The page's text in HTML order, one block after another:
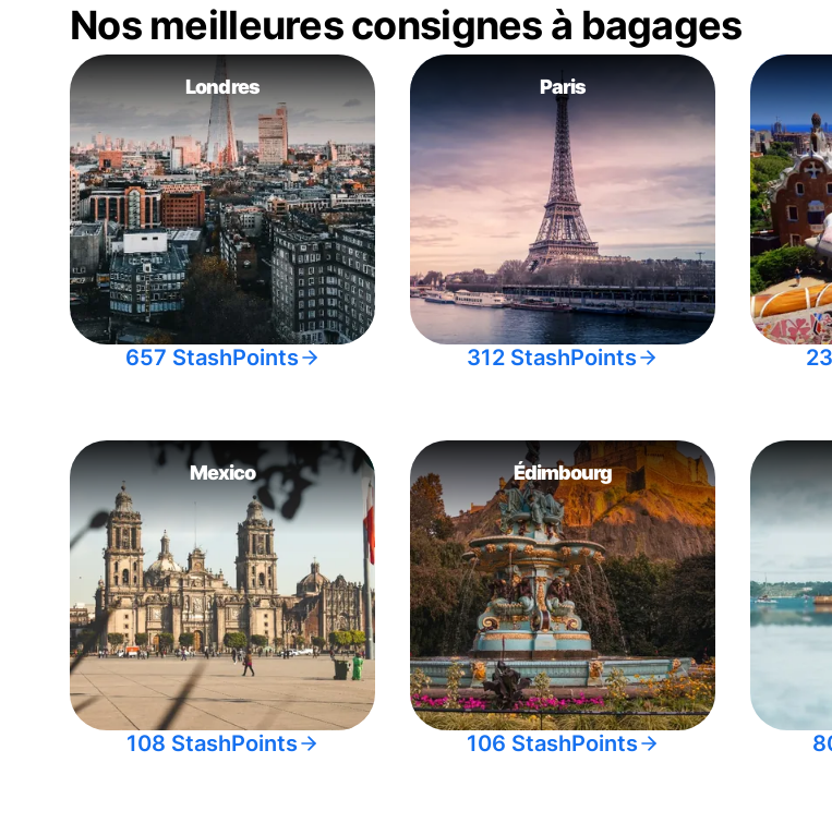
Nos meilleures consignes à bagages
Londres
657 StashPoints
Paris
312 StashPoints
Mexico
108 StashPoints
Édimbourg
106 StashPoints